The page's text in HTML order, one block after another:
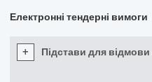
Електронні тендерні вимоги
+ Підстави для відмови